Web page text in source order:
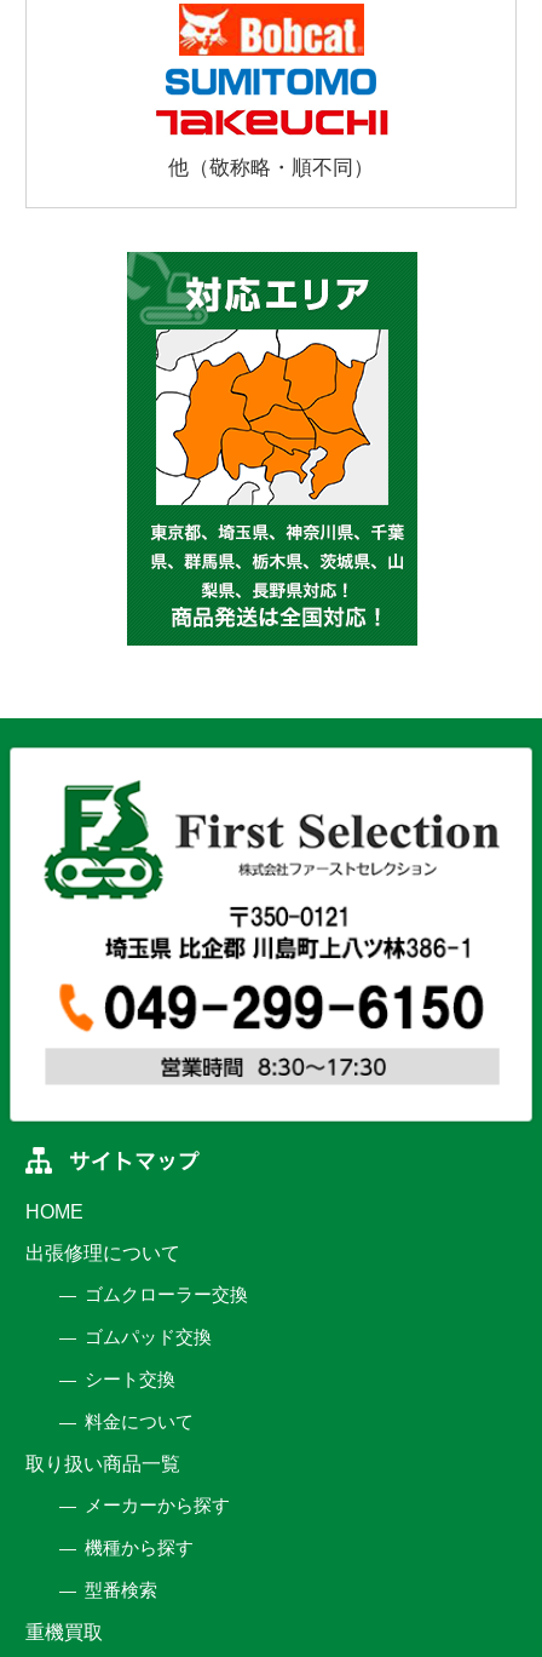
他（敬称略・順不同）
HOME
出張修理について
ゴムクローラー交換
ゴムパッド交換
シート交換
料金について
取り扱い商品一覧
メーカーから探す
機種から探す
型番検索
重機買取